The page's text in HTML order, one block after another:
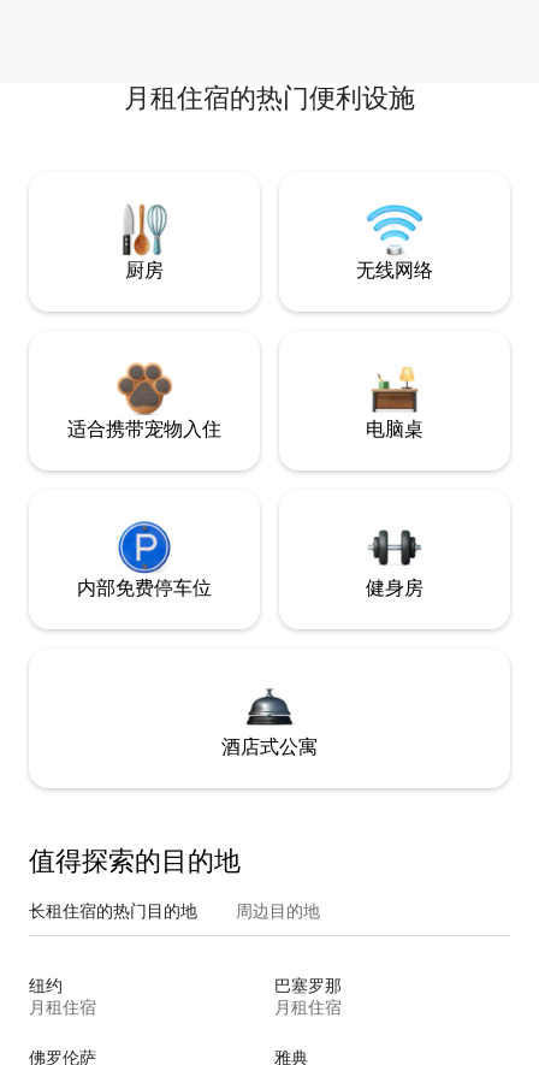
月租住宿的热门便利设施
厨房 无线网络
适合携带宠物入住 电脑桌
内部免费停车位 健身房
酒店式公寓
值得探索的目的地
长租住宿的热门目的地 周边目的地
纽约
月租住宿
巴塞罗那
月租住宿
佛罗伦萨 雅典